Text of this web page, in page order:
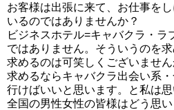
お客様は出張に来て、お仕事を
いるのではありませんか？
ビジネスホテル=キャバクラ・ラ
ではありません。そういうのを
求めるのは可笑しくございません
求めるならキャバクラ出会い系
行けばいいと思います。と私は思
全国の男性女性の皆様はどう思い